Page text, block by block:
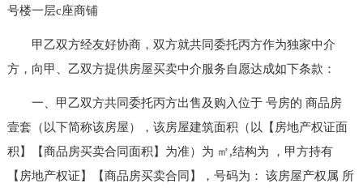
号楼一层c座商铺
甲乙双方经友好协商，双方就共同委托丙方作为独家中介
方，向甲、乙双方提供房屋买卖中介服务自愿达成如下条款：
一、甲乙双方共同委托丙方出售及购入位于 号房的 商品房
壹套（以下简称该房屋），该房屋建筑面积（以【房地产权证面
积】【商品房买卖合同面积】为准）为 ㎡,结构为 ，甲方持有
【房地产权证】【商品房买卖合同】，号码为： 该房屋产权属 所